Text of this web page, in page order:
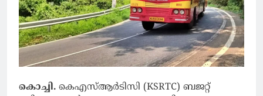
കൊച്ചി. കെഎസ്ആര്‍ടിസി (KSRTC) ബജറ്റ്